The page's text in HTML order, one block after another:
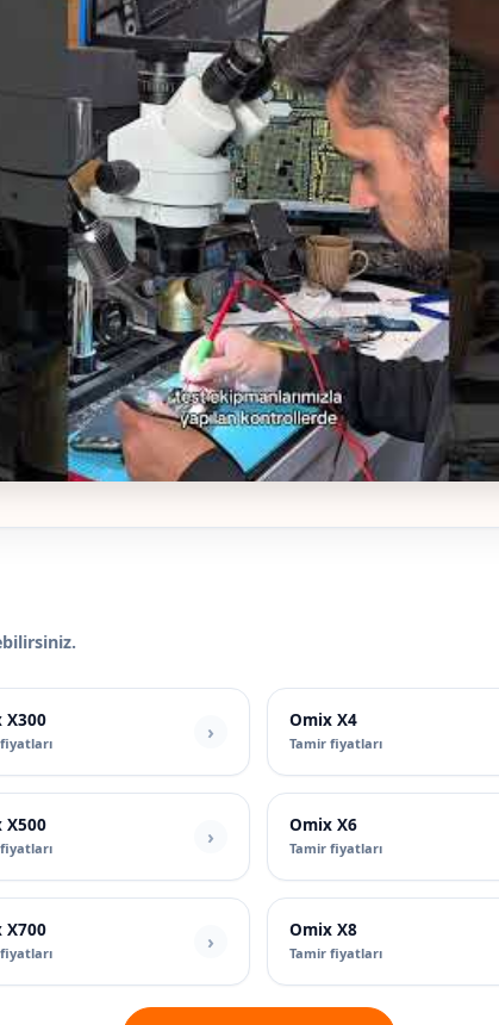
X300 Omix X4
Tamir fiyatları
X500 Omix X6
Tamir fiyatları
X700 Omix X8
Tamir fiyatları